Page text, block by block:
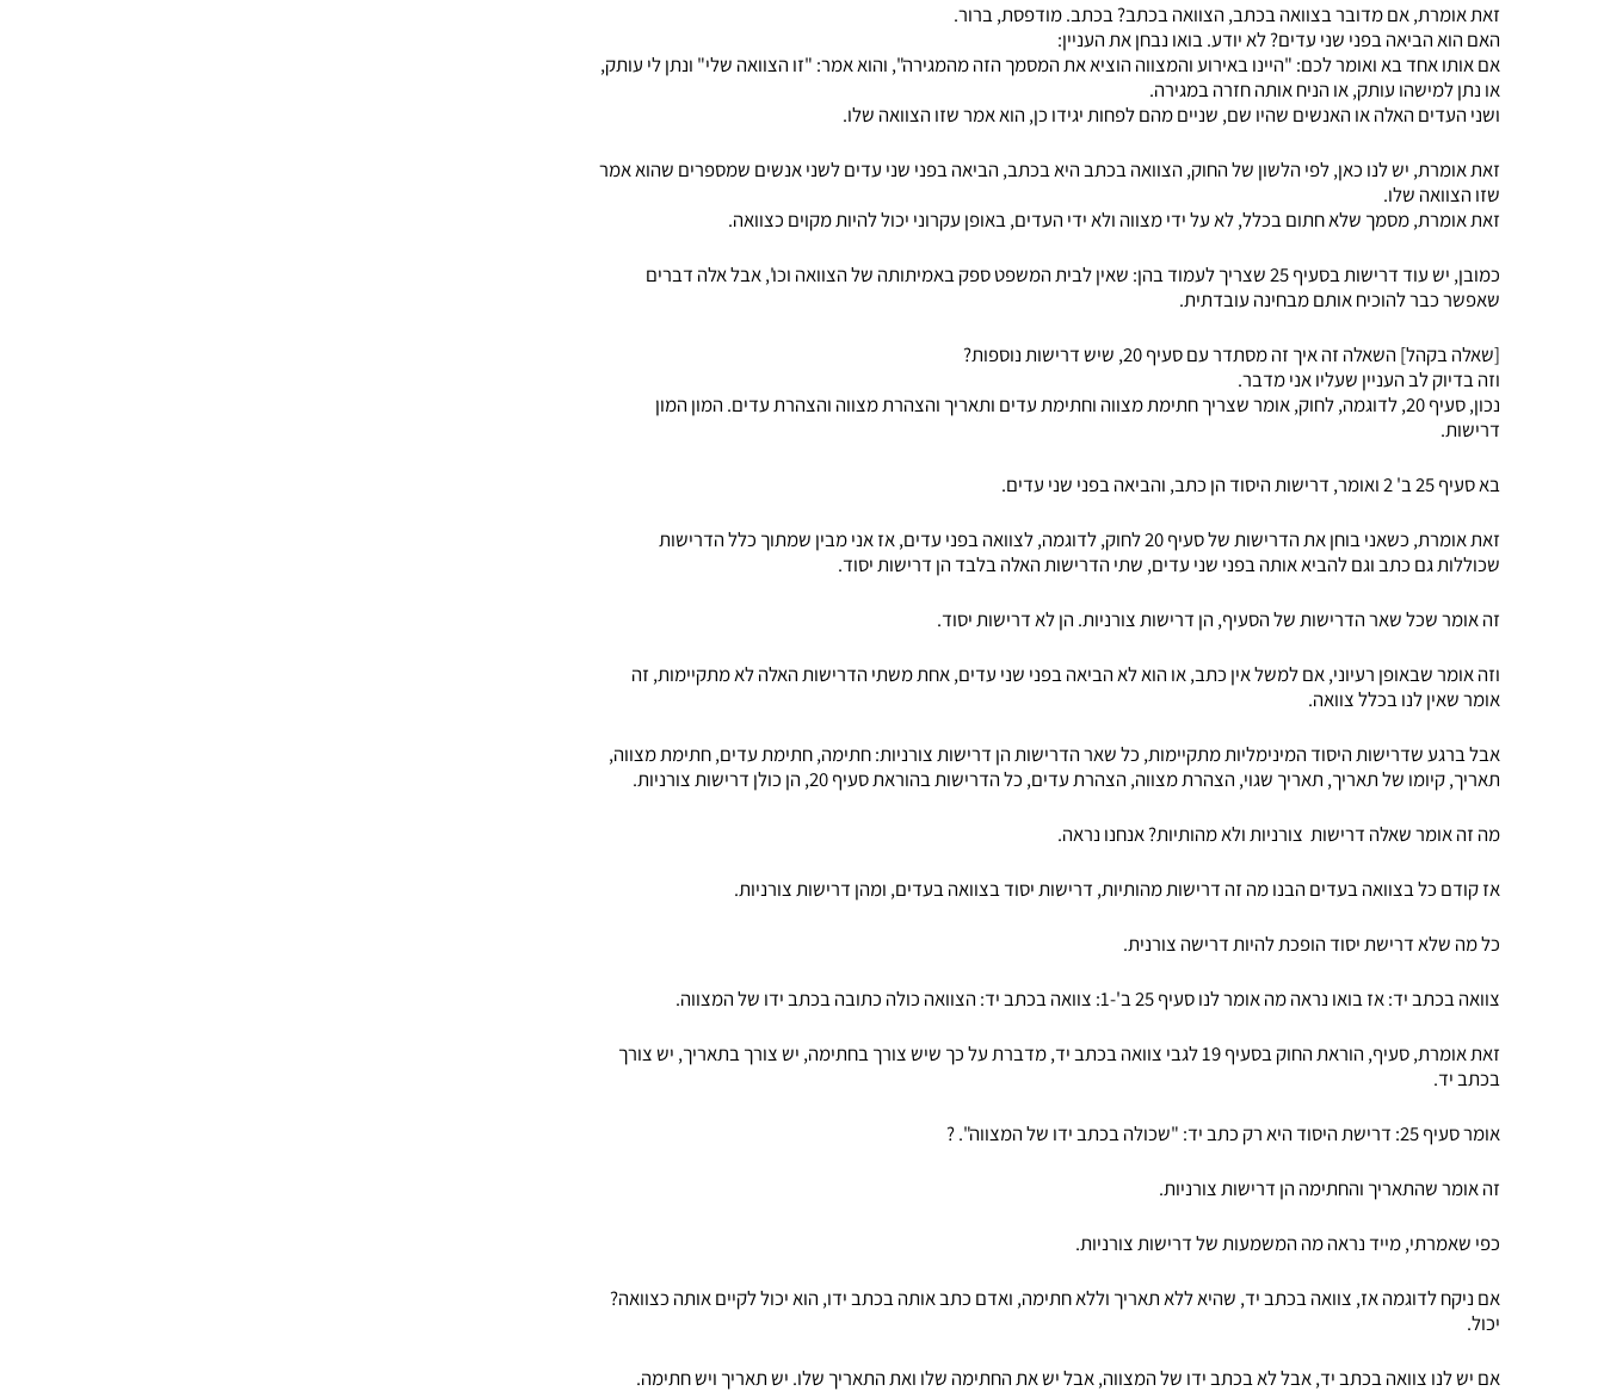
זאת אומרת, אם מדובר בצוואה בכתב, הצוואה בכתב? בכתב. מודפסת, ברור.
האם הוא הביאה בפני שני עדים? לא יודע. בואו נבחן את העניין:
אם אותו אחד בא ואומר לכם: "היינו באירוע והמצווה הוציא את המסמך הזה מהמגירה", והוא אמר: "זו הצוואה שלי" ונתן לי עותק,
או נתן למישהו עותק, או הניח אותה חזרה במגירה.
ושני העדים האלה או האנשים שהיו שם, שניים מהם לפחות יגידו כן, הוא אמר שזו הצוואה שלו.
זאת אומרת, יש לנו כאן, לפי הלשון של החוק, הצוואה בכתב היא בכתב, הביאה בפני שני עדים לשני אנשים שמספרים שהוא אמר
שזו הצוואה שלו.
זאת אומרת, מסמך שלא חתום בכלל, לא על ידי מצווה ולא ידי העדים, באופן עקרוני יכול להיות מקוים כצוואה.
כמובן, יש עוד דרישות בסעיף 25 שצריך לעמוד בהן: שאין לבית המשפט ספק באמיתותה של הצוואה וכו', אבל אלה דברים
שאפשר כבר להוכיח אותם מבחינה עובדתית.
[שאלה בקהל] השאלה זה איך זה מסתדר עם סעיף 20, שיש דרישות נוספות?
וזה בדיוק לב העניין שעליו אני מדבר.
נכון, סעיף 20, לדוגמה, לחוק, אומר שצריך חתימת מצווה וחתימת עדים ותאריך והצהרת מצווה והצהרת עדים. המון המון
דרישות.
בא סעיף 25 ב' 2 ואומר, דרישות היסוד הן כתב, והביאה בפני שני עדים.
זאת אומרת, כשאני בוחן את הדרישות של סעיף 20 לחוק, לדוגמה, לצוואה בפני עדים, אז אני מבין שמתוך כלל הדרישות
שכוללות גם כתב וגם להביא אותה בפני שני עדים, שתי הדרישות האלה בלבד הן דרישות יסוד.
זה אומר שכל שאר הדרישות של הסעיף, הן דרישות צורניות. הן לא דרישות יסוד.
וזה אומר שבאופן רעיוני, אם למשל אין כתב, או הוא לא הביאה בפני שני עדים, אחת משתי הדרישות האלה לא מתקיימות, זה
אומר שאין לנו בכלל צוואה.
אבל ברגע שדרישות היסוד המינימליות מתקיימות, כל שאר הדרישות הן דרישות צורניות: חתימה, חתימת עדים, חתימת מצווה,
תאריך, קיומו של תאריך, תאריך שגוי, הצהרת מצווה, הצהרת עדים, כל הדרישות בהוראת סעיף 20, הן כולן דרישות צורניות.
מה זה אומר שאלה דרישות צורניות ולא מהותיות? אנחנו נראה.
אז קודם כל בצוואה בעדים הבנו מה זה דרישות מהותיות, דרישות יסוד בצוואה בעדים, ומהן דרישות צורניות.
כל מה שלא דרישת יסוד הופכת להיות דרישה צורנית.
צוואה בכתב יד: אז בואו נראה מה אומר לנו סעיף 25 ב'-1: צוואה בכתב יד: הצוואה כולה כתובה בכתב ידו של המצווה.
זאת אומרת, סעיף, הוראת החוק בסעיף 19 לגבי צוואה בכתב יד, מדברת על כך שיש צורך בחתימה, יש צורך בתאריך, יש צורך
בכתב יד.
אומר סעיף 25: דרישת היסוד היא רק כתב יד: "שכולה בכתב ידו של המצווה". ?
זה אומר שהתאריך והחתימה הן דרישות צורניות.
כפי שאמרתי, מייד נראה מה המשמעות של דרישות צורניות.
אם ניקח לדוגמה אז, צוואה בכתב יד, שהיא ללא תאריך וללא חתימה, ואדם כתב אותה בכתב ידו, הוא יכול לקיים אותה כצוואה?
יכול.
אם יש לנו צוואה בכתב יד, אבל לא בכתב ידו של המצווה, אבל יש את החתימה שלו ואת התאריך שלו. יש תאריך ויש חתימה.